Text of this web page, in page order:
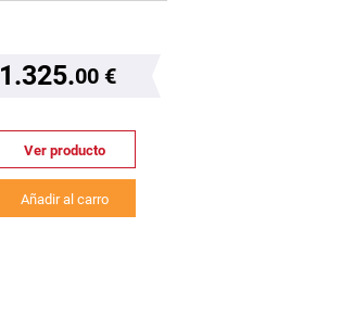
1.325.00 €
Ver producto
Añadir al carro